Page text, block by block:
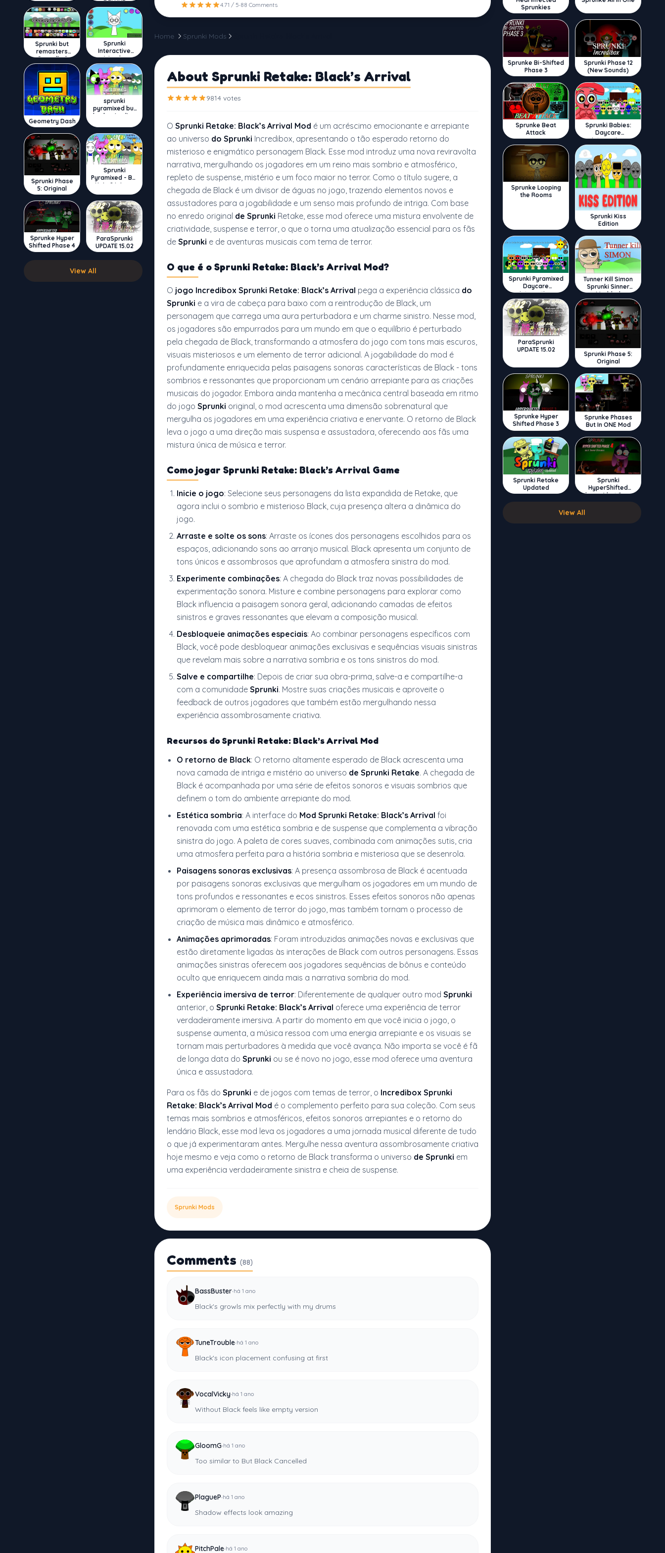
DELUXE
Sprunki but
remasters
Cancelled
Sprunki
Interactive
Wenda
Geometry Dash
sprunki
pyramixed but
broker is alive
Sprunki Phase
5: Original
Sprunki
Pyramixed - But
Upin & Ipin oc
Sprunke Hyper
Shifted Phase 4
ParaSprunki
UPDATE 15.02
View All
4.71 / 5·88 Comments
Home Sprunki Mods
About Sprunki Retake: Black’s Arrival
9814 votes
O Sprunki Retake: Black’s Arrival Mod é um acréscimo emocionante e arrepiante
ao universo do Sprunki Incredibox, apresentando o tão esperado retorno do
misterioso e enigmático personagem Black. Esse mod introduz uma nova reviravolta
narrativa, mergulhando os jogadores em um reino mais sombrio e atmosférico,
repleto de suspense, mistério e um foco maior no terror. Como o título sugere, a
chegada de Black é um divisor de águas no jogo, trazendo elementos novos e
assustadores para a jogabilidade e um senso mais profundo de intriga. Com base
no enredo original de Sprunki Retake, esse mod oferece uma mistura envolvente de
criatividade, suspense e terror, o que o torna uma atualização essencial para os fãs
de Sprunki e de aventuras musicais com tema de terror.
O que é o Sprunki Retake: Black’s Arrival Mod?
O jogo Incredibox Sprunki Retake: Black’s Arrival pega a experiência clássica do
Sprunki e a vira de cabeça para baixo com a reintrodução de Black, um
personagem que carrega uma aura perturbadora e um charme sinistro. Nesse mod,
os jogadores são empurrados para um mundo em que o equilíbrio é perturbado
pela chegada de Black, transformando a atmosfera do jogo com tons mais escuros,
visuais misteriosos e um elemento de terror adicional. A jogabilidade do mod é
profundamente enriquecida pelas paisagens sonoras características de Black - tons
sombrios e ressonantes que proporcionam um cenário arrepiante para as criações
musicais do jogador. Embora ainda mantenha a mecânica central baseada em ritmo
do jogo Sprunki original, o mod acrescenta uma dimensão sobrenatural que
mergulha os jogadores em uma experiência criativa e enervante. O retorno de Black
leva o jogo a uma direção mais suspensa e assustadora, oferecendo aos fãs uma
mistura única de música e terror.
Como jogar Sprunki Retake: Black’s Arrival Game
Inicie o jogo: Selecione seus personagens da lista expandida de Retake, que
agora inclui o sombrio e misterioso Black, cuja presença altera a dinâmica do
jogo.
Arraste e solte os sons: Arraste os ícones dos personagens escolhidos para os
espaços, adicionando sons ao arranjo musical. Black apresenta um conjunto de
tons únicos e assombrosos que aprofundam a atmosfera sinistra do mod.
Experimente combinações: A chegada do Black traz novas possibilidades de
experimentação sonora. Misture e combine personagens para explorar como
Black influencia a paisagem sonora geral, adicionando camadas de efeitos
sinistros e graves ressonantes que elevam a composição musical.
Desbloqueie animações especiais: Ao combinar personagens específicos com
Black, você pode desbloquear animações exclusivas e sequências visuais sinistras
que revelam mais sobre a narrativa sombria e os tons sinistros do mod.
Salve e compartilhe: Depois de criar sua obra-prima, salve-a e compartilhe-a
com a comunidade Sprunki. Mostre suas criações musicais e aproveite o
feedback de outros jogadores que também estão mergulhando nessa
experiência assombrosamente criativa.
Recursos doSprunki Retake: Black’s Arrival Mod
O retorno de Black: O retorno altamente esperado de Black acrescenta uma
nova camada de intriga e mistério ao universo de Sprunki Retake. A chegada de
Black é acompanhada por uma série de efeitos sonoros e visuais sombrios que
definem o tom do ambiente arrepiante do mod.
Estética sombria: A interface do Mod Sprunki Retake: Black’s Arrival foi
renovada com uma estética sombria e de suspense que complementa a vibração
sinistra do jogo. A paleta de cores suaves, combinada com animações sutis, cria
uma atmosfera perfeita para a história sombria e misteriosa que se desenrola.
Paisagens sonoras exclusivas: A presença assombrosa de Black é acentuada
por paisagens sonoras exclusivas que mergulham os jogadores em um mundo de
tons profundos e ressonantes e ecos sinistros. Esses efeitos sonoros não apenas
aprimoram o elemento de terror do jogo, mas também tornam o processo de
criação de música mais dinâmico e atmosférico.
Animações aprimoradas: Foram introduzidas animações novas e exclusivas que
estão diretamente ligadas às interações de Black com outros personagens. Essas
animações sinistras oferecem aos jogadores sequências de bônus e conteúdo
oculto que enriquecem ainda mais a narrativa sombria do mod.
Experiência imersiva de terror: Diferentemente de qualquer outro mod Sprunki
anterior, o Sprunki Retake: Black’s Arrival oferece uma experiência de terror
verdadeiramente imersiva. A partir do momento em que você inicia o jogo, o
suspense aumenta, a música ressoa com uma energia arrepiante e os visuais se
tornam mais perturbadores à medida que você avança. Não importa se você é fã
de longa data do Sprunki ou se é novo no jogo, esse mod oferece uma aventura
única e assustadora.
Para os fãs do Sprunki e de jogos com temas de terror, o Incredibox Sprunki
Retake: Black’s Arrival Mod é o complemento perfeito para sua coleção. Com seus
temas mais sombrios e atmosféricos, efeitos sonoros arrepiantes e o retorno do
lendário Black, esse mod leva os jogadores a uma jornada musical diferente de tudo
o que já experimentaram antes. Mergulhe nessa aventura assombrosamente criativa
hoje mesmo e veja como o retorno de Black transforma o universo de Sprunki em
uma experiência verdadeiramente sinistra e cheia de suspense.
Sprunki Mods
Comments (88)
BassBuster·há 1 ano
Black's growls mix perfectly with my drums
TuneTrouble·há 1 ano
Black's icon placement confusing at first
VocalVicky·há 1 ano
Without Black feels like empty version
GloomG·há 1 ano
Too similar to But Black Cancelled
PlagueP·há 1 ano
Shadow effects look amazing
PitchPale·há 1 ano
Sprunkies
Sprunke Bi-Shifted
Phase 3
Sprunki Phase 12
(New Sounds)
Sprunke Beat
Attack
Sprunki Babies:
Daycare
Interactive
Sprunke Looping
the Rooms
Sprunki Kiss
Edition
Sprunki Pyramixed
Daycare
Interactive
Tunner Kill Simon
Sprunki Sinner
Modded
ParaSprunki
UPDATE 15.02
Sprunki Phase 5:
Original
Sprunke Hyper
Shifted Phase 3
Sprunke Phases
But In ONE Mod
Sprunki Retake
Updated
Sprunki
HyperShifted
Phase 4 but Swap
Double
View All